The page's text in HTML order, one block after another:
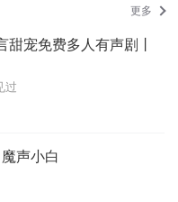
更多
宠免费多人有声剧丨
过
声小白